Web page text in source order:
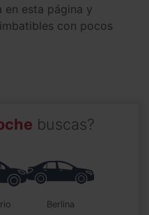
en esta página y
con pocos
buscas?
berlina